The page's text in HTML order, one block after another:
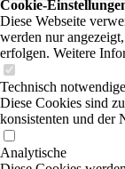
Cookie-
Diese Webseite
werden nur
erfolgen. Weitere
Technisch notwendige
Diese Cookies sind
konsistenten und der
Analytische